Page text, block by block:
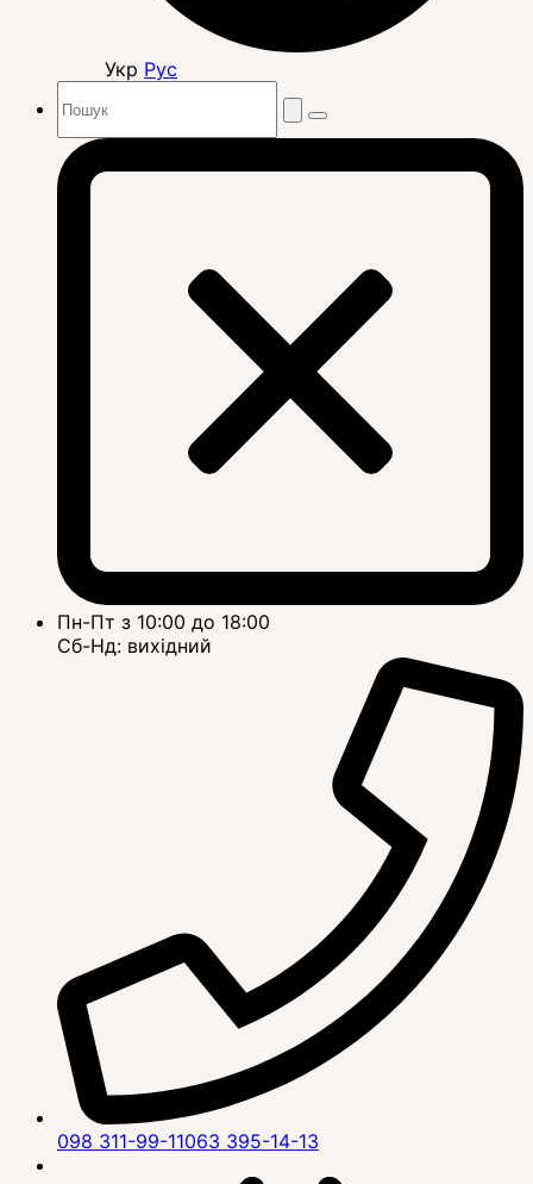
Укр Рус
Пн-Пт з 10:00 до 18:00
Сб-Нд: вихідний
098 311-99-11063 395-14-13